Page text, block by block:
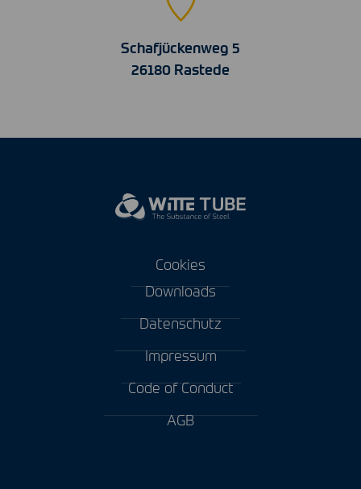
Schafjückenweg 5
26180 Rastede
Cookies
Downloads
Datenschutz
Impressum
Code of Conduct
AGB